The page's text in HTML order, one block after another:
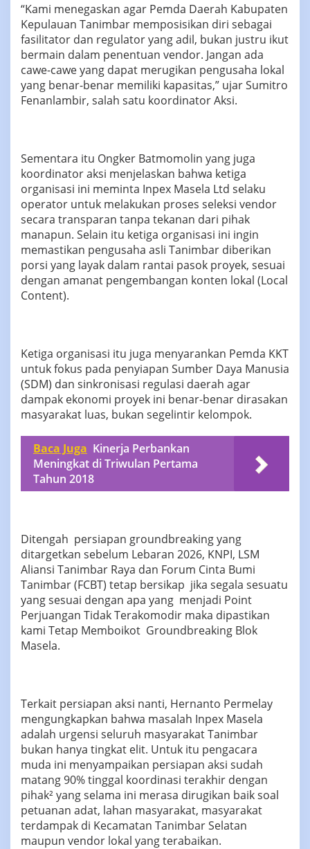
“Kami menegaskan agar Pemda Daerah Kabupaten
Kepulauan Tanimbar memposisikan diri sebagai
fasilitator dan regulator yang adil, bukan justru ikut
bermain dalam penentuan vendor. Jangan ada
cawe-cawe yang dapat merugikan pengusaha lokal
yang benar-benar memiliki kapasitas,” ujar Sumitro
Fenanlambir, salah satu koordinator Aksi.
Sementara itu Ongker Batmomolin yang juga
koordinator aksi menjelaskan bahwa ketiga
organisasi ini meminta Inpex Masela Ltd selaku
operator untuk melakukan proses seleksi vendor
secara transparan tanpa tekanan dari pihak
manapun. Selain itu ketiga organisasi ini ingin
memastikan pengusaha asli Tanimbar diberikan
porsi yang layak dalam rantai pasok proyek, sesuai
dengan amanat pengembangan konten lokal (Local
Content).
Ketiga organisasi itu juga menyarankan Pemda KKT
untuk fokus pada penyiapan Sumber Daya Manusia
(SDM) dan sinkronisasi regulasi daerah agar
dampak ekonomi proyek ini benar-benar dirasakan
masyarakat luas, bukan segelintir kelompok.
Baca Juga Kinerja Perbankan
Meningkat di Triwulan Pertama
Tahun 2018
Ditengah persiapan groundbreaking yang
ditargetkan sebelum Lebaran 2026, KNPI, LSM
Aliansi Tanimbar Raya dan Forum Cinta Bumi
Tanimbar (FCBT) tetap bersikap jika segala sesuatu
yang sesuai dengan apa yang menjadi Point
Perjuangan Tidak Terakomodir maka dipastikan
kami Tetap Memboikot Groundbreaking Blok
Masela.
Terkait persiapan aksi nanti, Hernanto Permelay
mengungkapkan bahwa masalah Inpex Masela
adalah urgensi seluruh masyarakat Tanimbar
bukan hanya tingkat elit. Untuk itu pengacara
muda ini menyampaikan persiapan aksi sudah
matang 90% tinggal koordinasi terakhir dengan
pihak² yang selama ini merasa dirugikan baik soal
petuanan adat, lahan masyarakat, masyarakat
terdampak di Kecamatan Tanimbar Selatan
maupun vendor lokal yang terabaikan.